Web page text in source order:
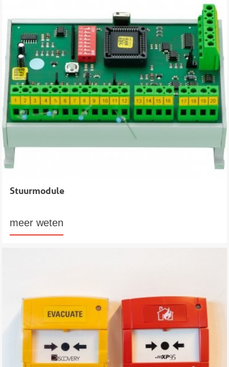
Stuurmodule
meer weten